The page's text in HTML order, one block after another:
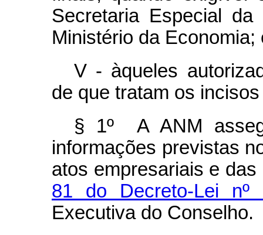
Secretaria Especial
Ministério da Economia;
V - àqueles
de que tratam os
§ 1º A ANM
informações previstas
atos empresariais e
81 do Decreto-Lei nº
Executiva do Conselho.